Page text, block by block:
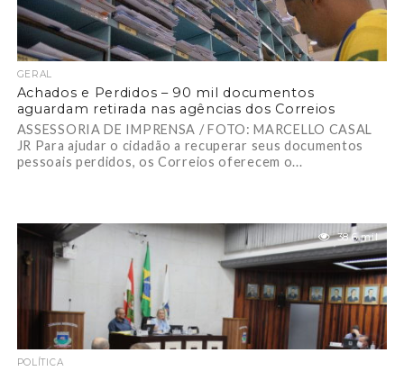
GERAL
Achados e Perdidos – 90 mil documentos
aguardam retirada nas agências dos Correios
ASSESSORIA DE IMPRENSA / FOTO: MARCELLO CASAL
JR Para ajudar o cidadão a recuperar seus documentos
pessoais perdidos, os Correios oferecem o...
38.6 mil
POLÍTICA